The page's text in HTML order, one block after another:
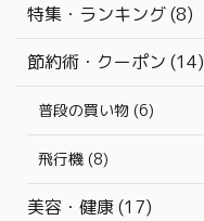
特集・ランキング (8)
節約術・クーポン (14)
普段の買い物 (6)
飛行機 (8)
美容・健康 (17)